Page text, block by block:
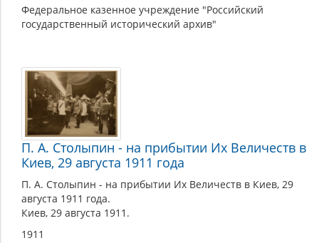
Федеральное казенное учреждение "Российский
государственный исторический архив"
П. А. Столыпин - на прибытии Их Величеств в
Киев, 29 августа 1911 года
П. А. Столыпин - на прибытии Их Величеств в Киев, 29
августа 1911 года.
Киев, 29 августа 1911.
1911